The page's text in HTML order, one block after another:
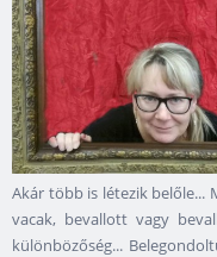
Akár több is létezik
vacak, bevallott vagy
különbözőség...